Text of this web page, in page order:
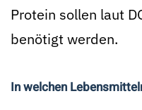
Protein sollen laut
benötigt werden.
In welchen